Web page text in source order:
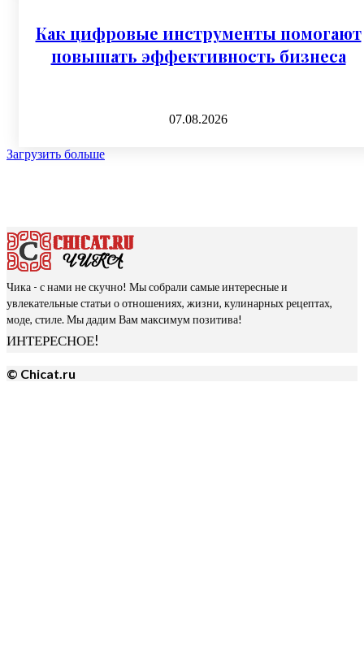
Как цифровые инструменты помогают
повышать эффективность бизнеса
07.08.2026
Загрузить больше
Чика - с нами не скучно! Мы собрали самые интересные и
увлекательные статьи о отношениях, жизни, кулинарных рецептах,
моде, стиле. Мы дадим Вам максимум позитива!
ИНТЕРЕСНОЕ!
© Chicat.ru